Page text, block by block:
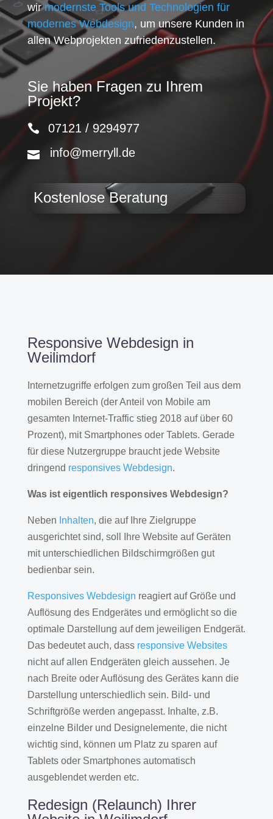
wirmodernste Tools und Technologien für
modernes Webdesign, um unsere Kunden in
allen Webprojekten zufriedenzustellen.
Sie haben Fragen zu Ihrem
Projekt?
07121 / 9294977
info@merryll.de
Kostenlose Beratung
Responsive Webdesign in
Weilimdorf
Internetzugriffe erfolgen zum großen Teil aus dem
mobilen Bereich (der Anteil von Mobile am
gesamten Internet-Traffic stieg 2018 auf über 60
Prozent), mit Smartphones oder Tablets. Gerade
für diese Nutzergruppe braucht jede Website
dringend responsives Webdesign.
Was ist eigentlich responsives Webdesign?
Neben Inhalten, die auf Ihre Zielgruppe
ausgerichtet sind, soll Ihre Website auf Geräten
mit unterschiedlichen Bildschirmgrößen gut
bedienbar sein.
Responsives Webdesign reagiert auf Größe und
Auflösung des Endgerätes und ermöglicht so die
optimale Darstellung auf dem jeweiligen Endgerät.
Das bedeutet auch, dass responsive Websites
nicht auf allen Endgeräten gleich aussehen. Je
nach Breite oder Auflösung des Gerätes kann die
Darstellung unterschiedlich sein. Bild- und
Schriftgröße werden angepasst. Inhalte, z.B.
einzelne Bilder und Designelemente, die nicht
wichtig sind, können um Platz zu sparen auf
Tablets oder Smartphones automatisch
ausgeblendet werden etc.
Redesign (Relaunch) Ihrer